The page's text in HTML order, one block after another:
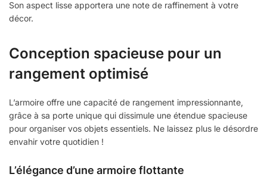
Son aspect lisse apportera une note de raffinement à votre
décor.
Conception spacieuse pour un
rangement optimisé
L’armoire offre une capacité de rangement impressionnante,
grâce à sa porte unique qui dissimule une étendue spacieuse
pour organiser vos objets essentiels. Ne laissez plus le désordre
envahir votre quotidien !
L’élégance d’une armoire flottante